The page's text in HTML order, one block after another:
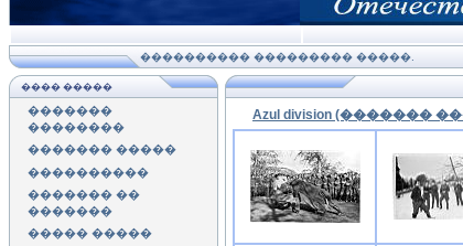
���������� ��������� �����.
���� �����
�������
��������
������� �����
����������
������� ��
�������
����� �����
Azul division (�������